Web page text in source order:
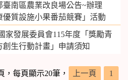
臺南區農業改良場公告~辦理
優質設施小果番茄競賽」活動
家發展委員會115年度「獎勵青
創生行動計畫」申請須知
，每頁顯示20筆， 上一頁 1